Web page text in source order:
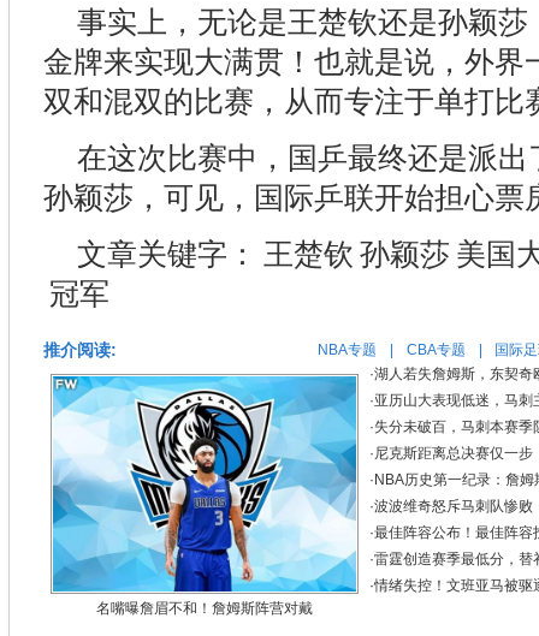
事实上，无论是王楚钦还是孙颖
金牌来实现大满贯！也就是说，外界
双和混双的比赛，从而专注于单打比
在这次比赛中，国乒最终还是派
孙颖莎，可见，国际乒联开始担心票
文章关键字：
王楚钦 孙颖莎 美国
冠军
推介阅读: NBA专题 CBA专题 国际
名嘴曝詹眉不和！詹姆斯阵营对戴
·湖人若失詹姆斯，东契奇
·亚历山大表现低迷，马刺
·失分未破百，马刺本赛季
·尼克斯距离总决赛仅一
· NBA历史第一纪录：詹
·波波维奇怒斥马刺队惨败
·最佳阵容公布！最佳阵容
·雷霆创造赛季最低分，替
·情绪失控！文班亚马被驱